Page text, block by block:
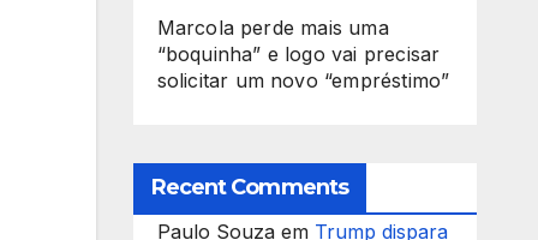
Marcola perde mais uma
“boquinha” e logo vai precisar
solicitar um novo “empréstimo”
Recent Comments
Paulo Souzaem Trump dispara